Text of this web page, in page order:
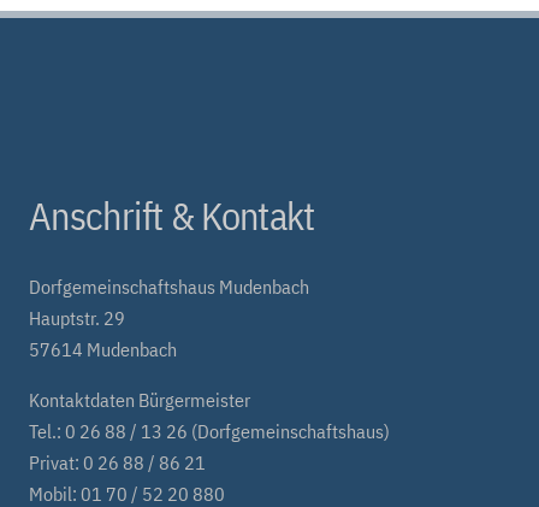
Anschrift & Kontakt
Dorfgemeinschaftshaus Mudenbach
Hauptstr. 29
57614 Mudenbach
Kontaktdaten Bürgermeister
Tel.: 0 26 88 / 13 26 (Dorfgemeinschaftshaus)
Privat: 0 26 88 / 86 21
Mobil: 01 70 / 52 20 880